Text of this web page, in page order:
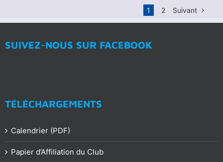
1 2 Suivant
SUIVEZ-NOUS SUR FACEBOOK
TÉLÉCHARGEMENTS
Calendrier (PDF)
Papier d’Affiliation du Club